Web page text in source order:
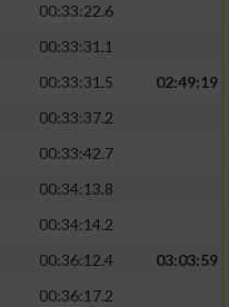
00:33:22.6
00:33:31.1
00:33:31.5
02:49:19
00:33:37.2
00:33:42.7
00:34:13.8
00:34:14.2
00:36:12.4
03:03:59
00:36:17.2